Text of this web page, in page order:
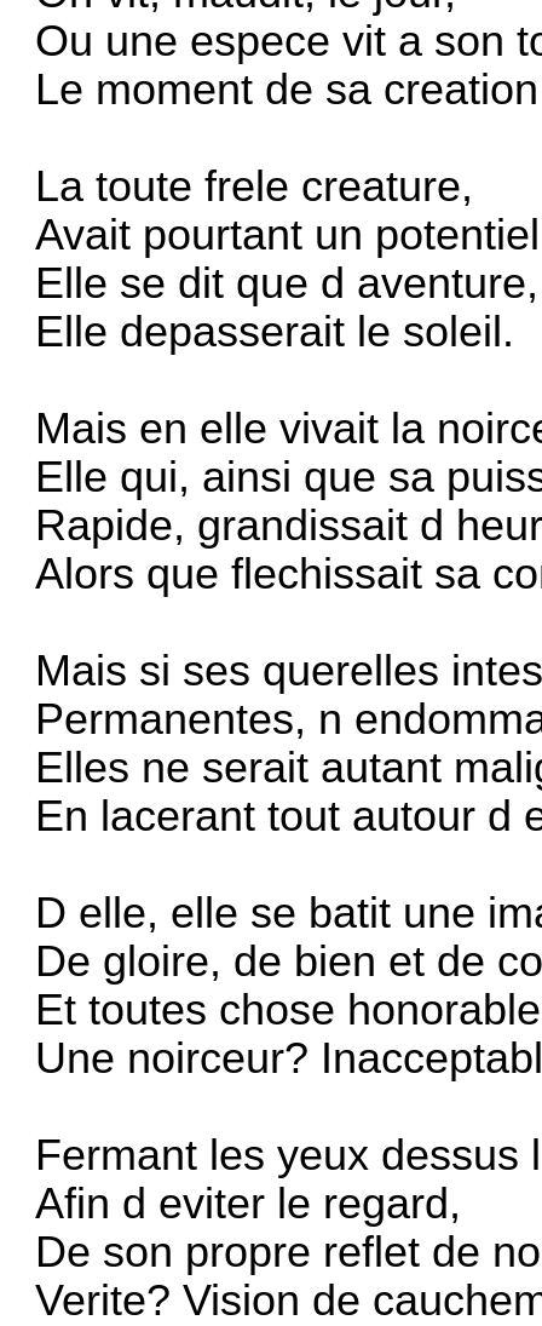
Ou une espece vit a son
Le moment de sa
La toute frele creature,
Avait pourtant un
Elle se dit que d aventure,
Elle depasserait le soleil.
Mais en elle vivait la
Elle qui, ainsi que sa
Rapide, grandissait d
Alors que flechissait sa
Mais si ses querelles
Permanentes, n
Elles ne serait autant
En lacerant tout autour d
D elle, elle se batit une
De gloire, de bien et de
Et toutes chose
Une noirceur?
Fermant les yeux dessus
Afin d eviter le regard,
De son propre reflet de
Verite? Vision de